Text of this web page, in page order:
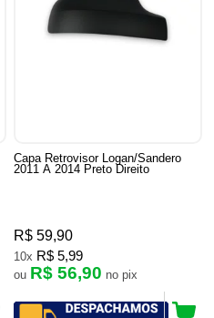
Capa Retrovisor Logan/Sandero
2011 A 2014 Preto Direito
R$ 59,90
10x R$ 5,99
ou R$ 56,90 no pix